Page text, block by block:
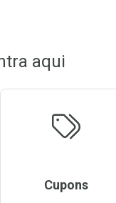
aqui
Cupons